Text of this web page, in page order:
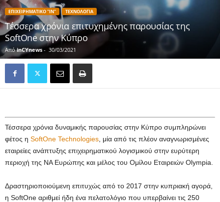
ΕΠΙΧΕΙΡΗΜΑΤΙΚΟ "IN" ΤΕΧΝΟΛΟΓΙΑ
Τέσσερα χρόνια επιτυχημένης παρουσίας της
SoftOne στην Κύπρο
Από inCYnews - 30/03/2021
Τέσσερα χρόνια δυναμικής παρουσίας στην Κύπρο συμπληρώνει
φέτος η SoftOne Technologies , μία από τις πλέον αναγνωρισμένες
εταιρείες ανάπτυξης επιχειρηματικού λογισμικού στην ευρύτερη
περιοχή της ΝΑ Ευρώπης και μέλος του Ομίλου Εταιρειών Olympia.
Δραστηριοποιούμενη επιτυχώς από το 2017 στην κυπριακή αγορά,
η SoftOne αριθμεί ήδη ένα πελατολόγιο που υπερβαίνει τις 250